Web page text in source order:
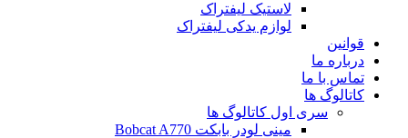
لاستیک لیفتراک
لوازم یدکی لیفتراک
قوانین
درباره ما
تماس با ما
کاتالوگ ها
سری اول کاتالوگ ها
مینی لودر بابکت Bobcat A770